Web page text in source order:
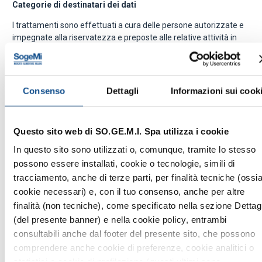
Consenso Dettagli Informazioni sui
Questo sito web di SO.GE.M.I. Spa utilizza i cookie
In questo sito sono utilizzati o, comunque, tramite lo stesso
possono essere installati, cookie o tecnologie, simili di
tracciamento, anche di terze parti, per finalità tecniche
cookie necessari) e, con il tuo consenso, anche per altre
finalità (non tecniche), come specificato nella sezione
(del presente banner) e nella cookie policy, entrambi
consultabili anche dal footer del presente sito, che possono
comprendere anche cookie di preferenze, cookie analitici o
Categorie di destinatari dei dati
I trattamenti sono effettuati a cura delle persone autorizzate e
impegnate alla riservatezza e preposte alle relative attività in
sotto indicati, ovvero potranno essere comunicati a società e/o
persone, nei paesi UE, che prestano servizi, anche esterni, per
chiarezza ed a mero titolo esemplificativo ma non esaustivo la
· Consulenti per la gestione contabilità;
· Società di servizi IT;
· Organismi di controllo e di vigilanza;
· Avvocati;
· Studi professionali;